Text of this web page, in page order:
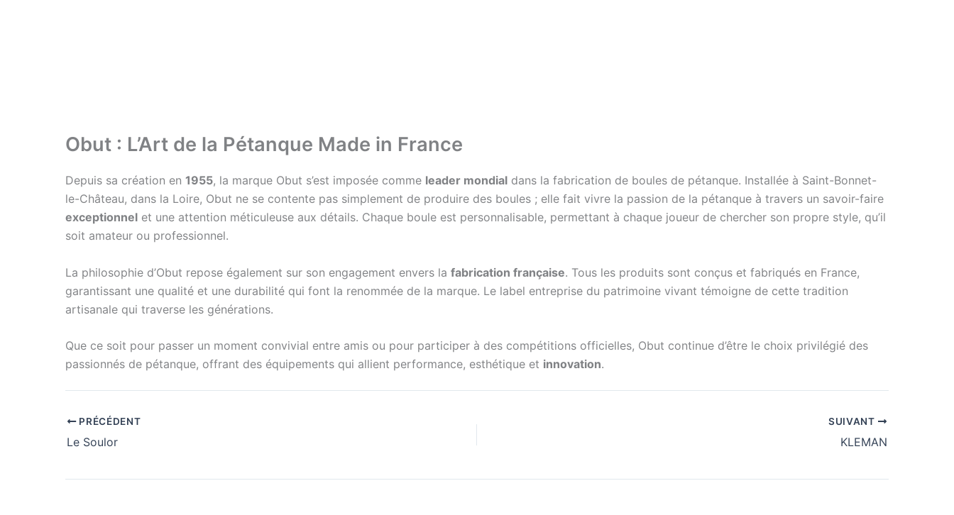
Obut : L’Art de la Pétanque Made in France
Depuis sa création en 1955, la marque Obut s’est imposée comme leader mondial dans la fabrication de boules de pétanque. Installée à Saint-Bonnet-
le-Château, dans la Loire, Obut ne se contente pas simplement de produire des boules ; elle fait vivre la passion de la pétanque à travers un savoir-faire
exceptionnel et une attention méticuleuse aux détails. Chaque boule est personnalisable, permettant à chaque joueur de chercher son propre style, qu’il
soit amateur ou professionnel.
La philosophie d’Obut repose également sur son engagement envers la fabrication française. Tous les produits sont conçus et fabriqués en France,
garantissant une qualité et une durabilité qui font la renommée de la marque. Le label entreprise du patrimoine vivant témoigne de cette tradition
artisanale qui traverse les générations.
Que ce soit pour passer un moment convivial entre amis ou pour participer à des compétitions officielles, Obut continue d’être le choix privilégié des
passionnés de pétanque, offrant des équipements qui allient performance, esthétique et innovation.
PRÉCÉDENT
Le Soulor
SUIVANT
KLEMAN